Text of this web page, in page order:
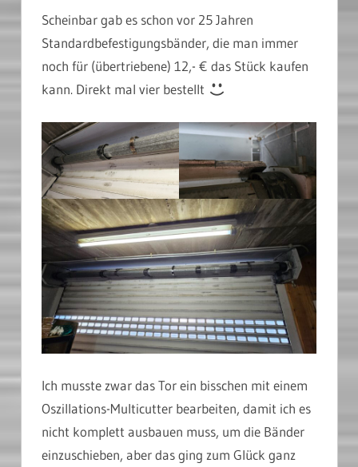
Scheinbar gab es schon vor 25 Jahren
Standardbefestigungsbänder, die man immer
noch für (übertriebene) 12,- € das Stück kaufen
kann. Direkt mal vier bestellt
Ich musste zwar das Tor ein bisschen mit einem
Oszillations-Multicutter bearbeiten, damit ich es
nicht komplett ausbauen muss, um die Bänder
einzuschieben, aber das ging zum Glück ganz